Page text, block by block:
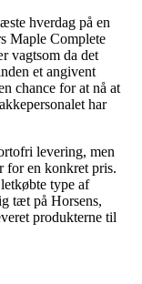
hverdag på en
Maple Complete
vagtsom da det
et angivent
chance for at nå at
har
levering, men
for en konkret pris.
type af
tæt på Horsens,
produkterne til